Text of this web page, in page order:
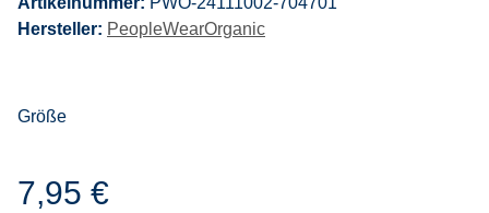
Hersteller: PeopleWearOrganic
Größe
7,95 €